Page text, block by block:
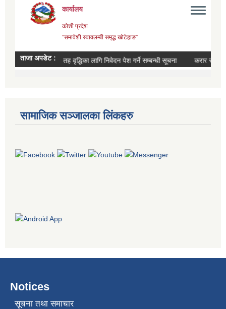
सामाजिक सञ्जालका लिंकहरु
Notices
सूचना तथा समाचार